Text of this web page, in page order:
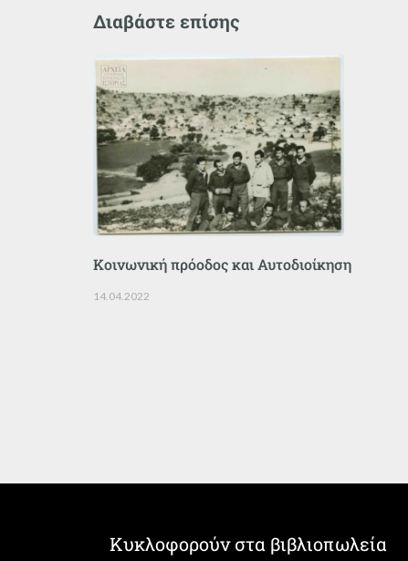
Διαβάστε επίσης
Κοινωνική πρόοδος και Αυτοδιοίκηση
14.04.2022
Κυκλοφορούν στα βιβλιοπωλεία